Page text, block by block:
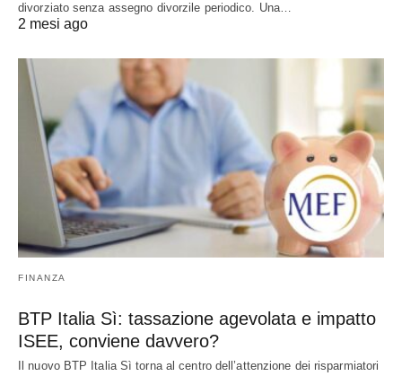
divorziato senza assegno divorzile periodico. Una…
2 mesi ago
FINANZA
BTP Italia Sì: tassazione agevolata e impatto
ISEE, conviene davvero?
Il nuovo BTP Italia Sì torna al centro dell’attenzione dei risparmiatori